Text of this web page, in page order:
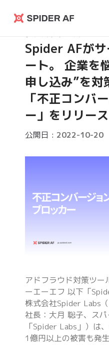
Spider
AF
プレスリリース
Spider AFが
ート。 企業を
申し込み”を対
「不正コンバ
ー」をリリース
公開日 : 2022-10-20
アドフラウド対策ツ
ーエーエフ 以下「
株式会社Spider Labs
社長：大月 聡子、ス
「Spider Labs」）は
1億円以上の被害も発